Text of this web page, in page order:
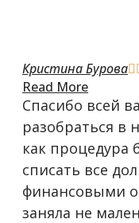
Кристина Бурова
Read More
Спасибо всей
разобраться в
как процедура
списать все
финансовыми
заняла не